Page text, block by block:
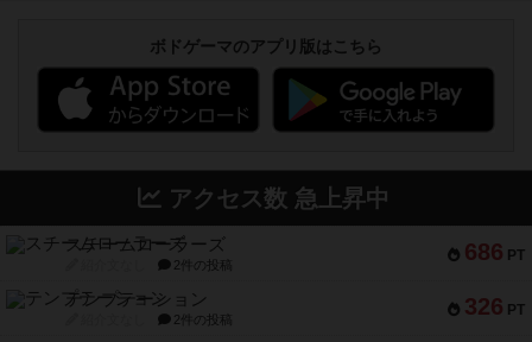
ボドゲーマのアプリ版はこちら
アクセス数 急上昇中
686 PT
スチームローラーズ
2件の投稿
326 PT
テンプテーション
2件の投稿